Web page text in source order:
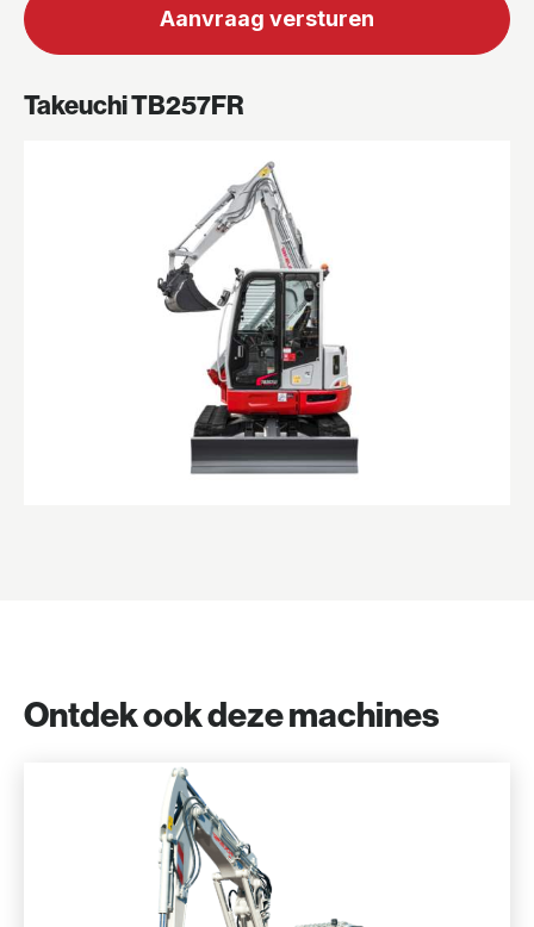
Aanvraag versturen
Takeuchi TB257FR
Ontdek ook deze machines